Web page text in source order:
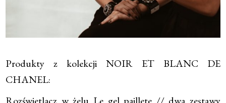
Produkty z kolekcji NOIR ET BLANC DE
CHANEL:
Rozświetlacz w żelu Le gel paillete // dwa zestawy